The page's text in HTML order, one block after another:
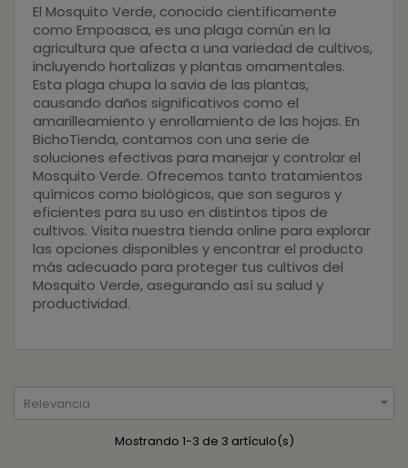
El Mosquito Verde, conocido científicamente
como Empoasca, es una plaga común en la
agricultura que afecta a una variedad de cultivos,
incluyendo hortalizas y plantas ornamentales.
Esta plaga chupa la savia de las plantas,
causando daños significativos como el
amarilleamiento y enrollamiento de las hojas. En
BichoTienda, contamos con una serie de
soluciones efectivas para manejar y controlar el
Mosquito Verde. Ofrecemos tanto tratamientos
químicos como biológicos, que son seguros y
eficientes para su uso en distintos tipos de
cultivos. Visita nuestra tienda online para explorar
las opciones disponibles y encontrar el producto
más adecuado para proteger tus cultivos del
Mosquito Verde, asegurando así su salud y
productividad.
Relevancia 
Mostrando 1-3 de 3 artículo(s)